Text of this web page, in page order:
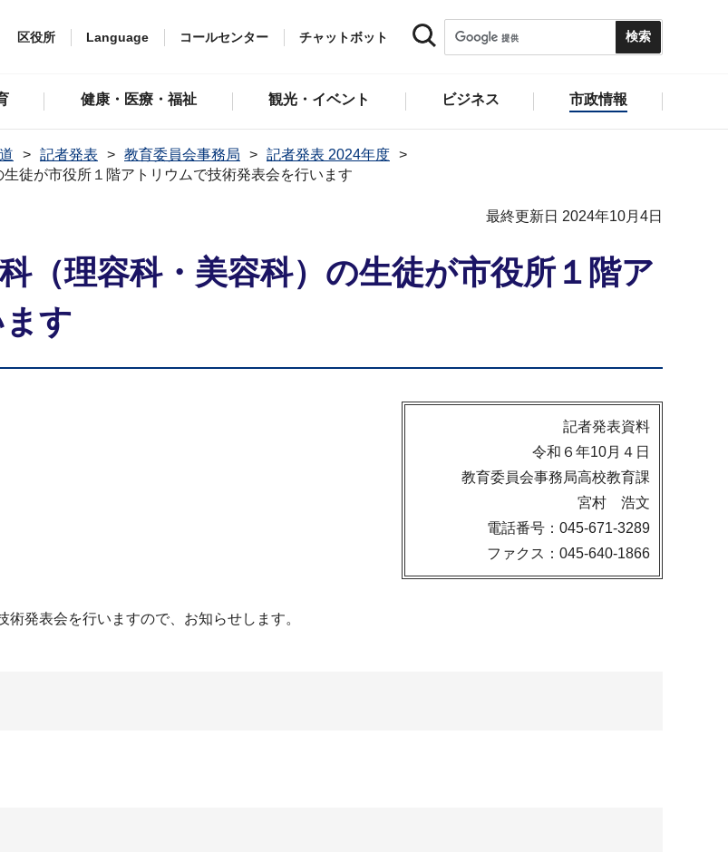
区役所 Language コールセンター チャットボット
健康・医療・福祉 観光・イベント ビジネス 市政情報
記者発表 教育委員会事務局
記者発表 2024年度
徒が市役所１階アトリウムで技術発表会を行います
最終更新日 2024年10月4日
（理容科・美容科）の生徒が市役所１階ア
す
記者発表資料
令和６年10月４日
教育委員会事務局高校教育課
宮村 浩文
電話番号：045-671-3289
ファクス：045-640-1866
発表会を行いますので、お知らせします。